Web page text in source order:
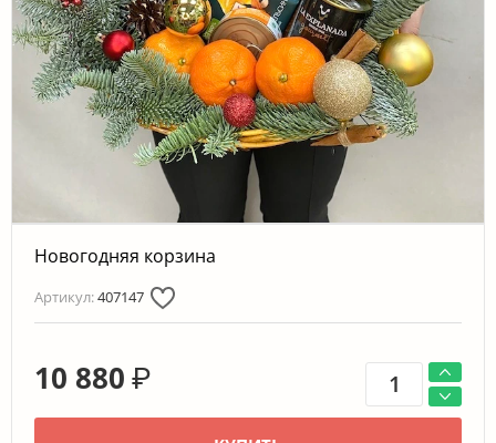
Новогодняя корзина
Артикул:407147
10 880 ₽